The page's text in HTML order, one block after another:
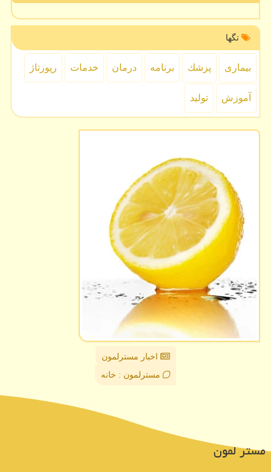
تگها
بیماری پزشك برنامه درمان خدمات رپورتاژ
آموزش تولید
اخبار مسترلمون
مسترلمون : خانه
مستر لمون